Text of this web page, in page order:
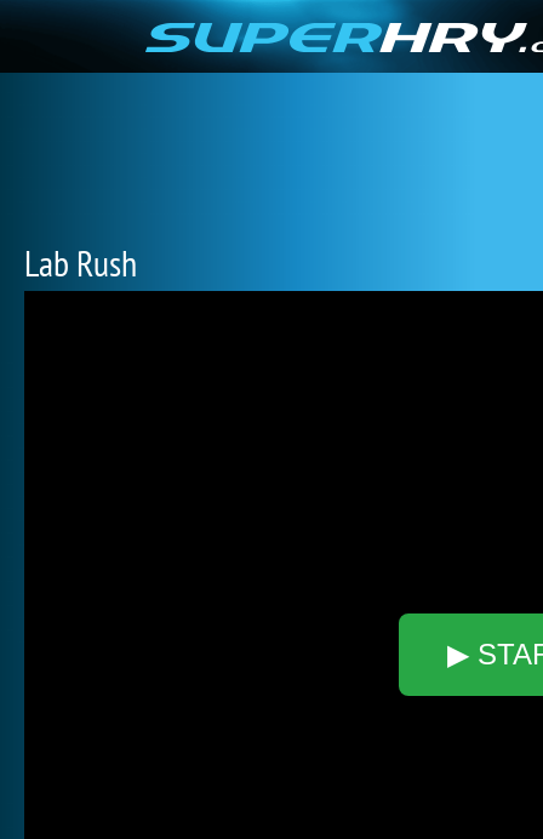
Lab Rush
▶